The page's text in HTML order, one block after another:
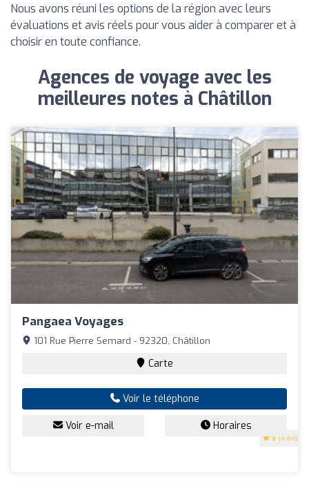
Nous avons réuni les options de la région avec leurs
évaluations et avis réels pour vous aider à comparer et à
choisir en toute confiance.
Agences de voyage avec les
meilleures notes à Châtillon
Pangaea Voyages
3 (4 avis)
101 Rue Pierre Semard - 92320, Châtillon
Carte
Voir le téléphone
Voir e-mail Horaires